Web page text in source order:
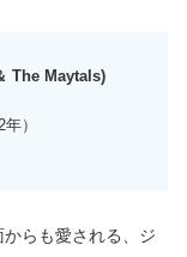
The Maytals)
）
らも愛される、ジ